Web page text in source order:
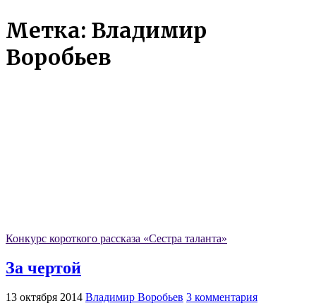
Метка: Владимир
Воробьев
Конкурс короткого рассказа «Сестра таланта»
За чертой
13 октября 2014 Владимир Воробьев 3 комментария